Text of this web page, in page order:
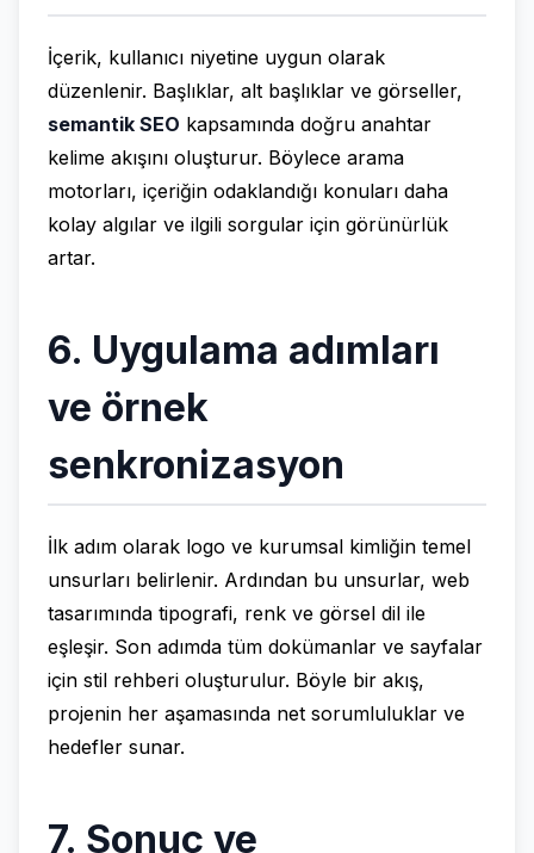
İçerik, kullanıcı niyetine uygun olarak
düzenlenir. Başlıklar, alt başlıklar ve görseller,
semantik SEO kapsamında doğru anahtar
kelime akışını oluşturur. Böylece arama
motorları, içeriğin odaklandığı konuları daha
kolay algılar ve ilgili sorgular için görünürlük
artar.
6. Uygulama adımları
ve örnek
senkronizasyon
İlk adım olarak logo ve kurumsal kimliğin temel
unsurları belirlenir. Ardından bu unsurlar, web
tasarımında tipografi, renk ve görsel dil ile
eşleşir. Son adımda tüm dokümanlar ve sayfalar
için stil rehberi oluşturulur. Böyle bir akış,
projenin her aşamasında net sorumluluklar ve
hedefler sunar.
7. Sonuç ve